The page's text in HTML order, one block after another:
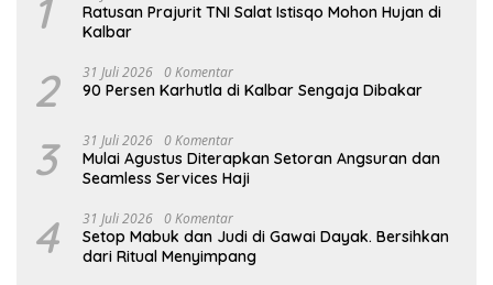
1
Ratusan Prajurit TNI Salat Istisqo Mohon Hujan di
Kalbar
2 31 Juli 2026 0 Komentar
90 Persen Karhutla di Kalbar Sengaja Dibakar
3 31 Juli 2026 0 Komentar
Mulai Agustus Diterapkan Setoran Angsuran dan
Seamless Services Haji
4 31 Juli 2026 0 Komentar
Setop Mabuk dan Judi di Gawai Dayak. Bersihkan
dari Ritual Menyimpang